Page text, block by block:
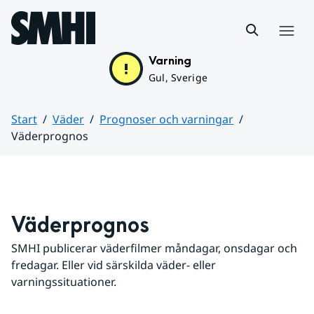
Hoppa till sidans innehåll
Varning
Gul, Sverige
Start Väder
Prognoser och varningar
Väderprognos
Väderprognos
SMHI publicerar väderfilmer måndagar, onsdagar och
fredagar. Eller vid särskilda väder- eller
varningssituationer.